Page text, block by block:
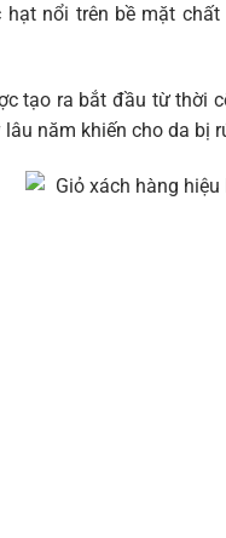
hạt nổi trên bề mặt
tạo ra bắt đầu từ thời
năm khiến cho da bị